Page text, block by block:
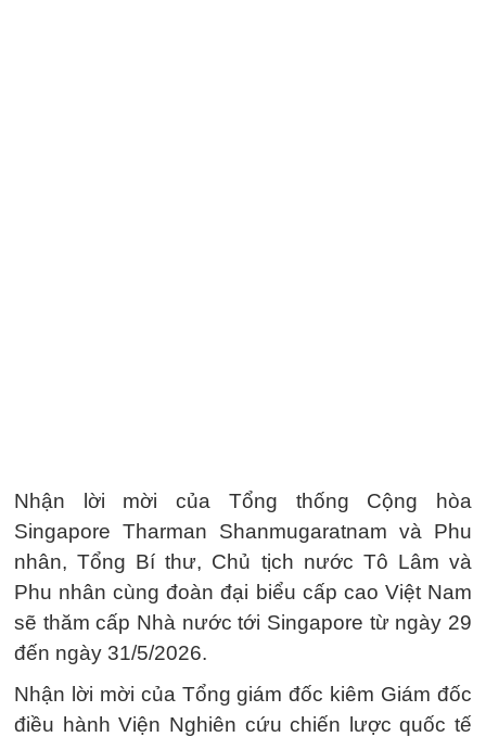
Nhận lời mời của Tổng thống Cộng hòa
Singapore Tharman Shanmugaratnam và Phu
nhân, Tổng Bí thư, Chủ tịch nước Tô Lâm và
Phu nhân cùng đoàn đại biểu cấp cao Việt Nam
sẽ thăm cấp Nhà nước tới Singapore từ ngày 29
đến ngày 31/5/2026.
Nhận lời mời của Tổng giám đốc kiêm Giám đốc
điều hành Viện Nghiên cứu chiến lược quốc tế